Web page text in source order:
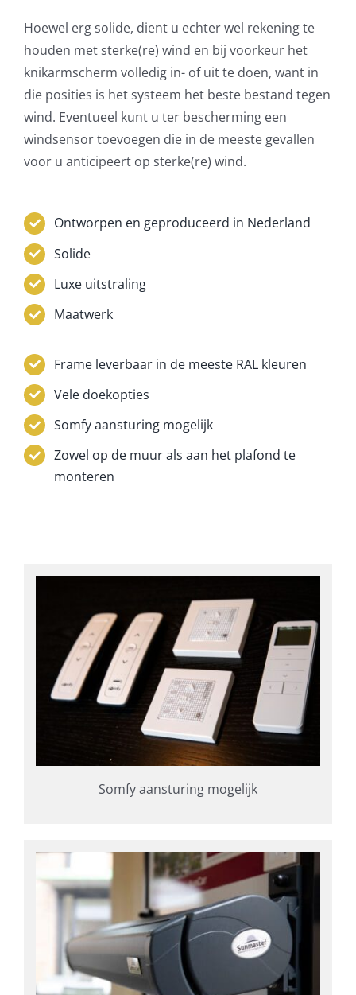
Hoewel erg solide, dient u echter wel rekening te
houden met sterke(re) wind en bij voorkeur het
knikarmscherm volledig in- of uit te doen, want in
die posities is het systeem het beste bestand tegen
wind. Eventueel kunt u ter bescherming een
windsensor toevoegen die in de meeste gevallen
voor u anticipeert op sterke(re) wind.
Ontworpen en geproduceerd in Nederland
Solide
Luxe uitstraling
Maatwerk
Frame leverbaar in de meeste RAL kleuren
Vele doekopties
Somfy aansturing mogelijk
Zowel op de muur als aan het plafond te
monteren
Somfy aansturing mogelijk